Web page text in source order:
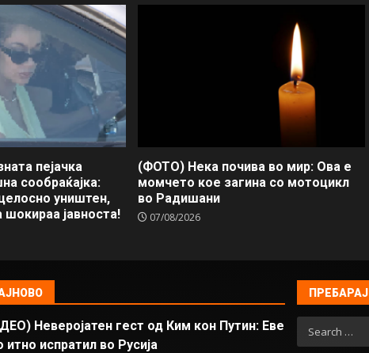
пејачка
сообраќајка:
уништен,
шокираа јавноста!
(ФОТО) Нека почива во мир: Ова е
момчето кое загина со мотоцикл
во Радишани
07/08/2026
Неверојатен гест од Ким кон Путин: Еве
итно испратил во Русија
ПРЕБАРАЈ